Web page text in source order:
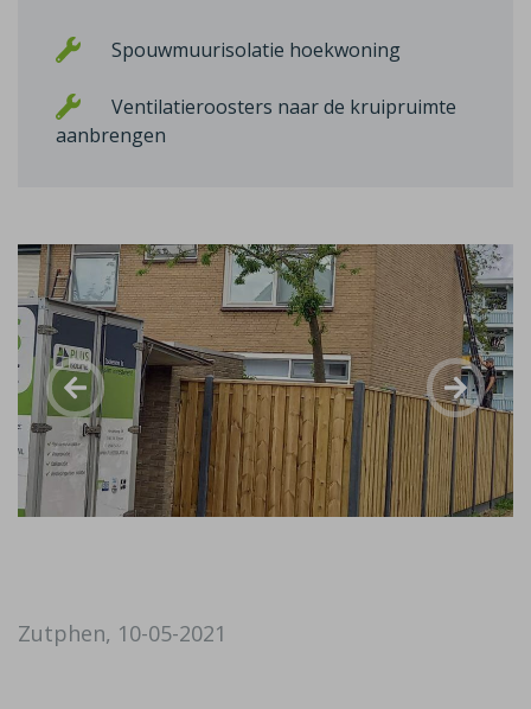
Spouwmuurisolatie hoekwoning
Ventilatieroosters naar de kruipruimte
aanbrengen
Zutphen, 10-05-2021